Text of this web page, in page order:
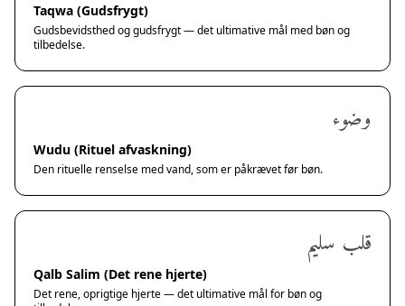
Taqwa (Gudsfrygt)
Gudsbevidsthed og gudsfrygt — det ultimative mål med bøn og
tilbedelse.
وضوء
Wudu (Rituel afvaskning)
Den rituelle renselse med vand, som er påkrævet før bøn.
قلب سليم
Qalb Salim (Det rene hjerte)
Det rene, oprigtige hjerte — det ultimative mål for bøn og